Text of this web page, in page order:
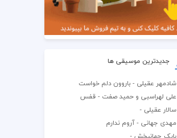
جدیدترین موسیقی ها
شادمهر عقیلی - باروون دلم خواست
علی لهراسبی و حمید صفت - قفس
سالار عقیلی -
مهدی جهانی - آروم ندارم